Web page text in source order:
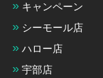
キャンペーン
シーモール店
ハロー店
宇部店